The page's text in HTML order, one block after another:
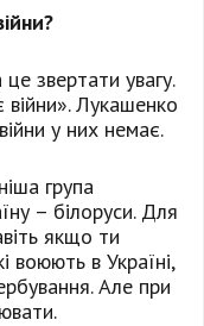
звертати увагу.
війни». Лукашенко
у них немає.
група
– білоруси. Для
якщо ти
воюють в Україні,
Але при